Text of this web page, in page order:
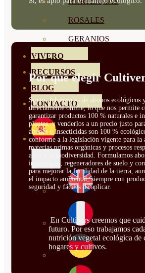
ROSALES
GERANIOS
VIVERO
RECURSOS
BLOG
CONTACTO
Por qué elegir
Somos fabricantes de abonos ecológicos
directamente online, lo que nos permite
garantizar productos 100 % naturales e
plantas, y venderlos a un precio justo
abonos e insecticidas son 100 %
conforme a la legislación vigente para
materias primas orgánicas y procesos
agua y la biodiversidad. Formulamos
insecticidas, regeneradores de suelo y
para mejorar la fertilidad de la tierra,
el impacto ambiental, siempre con
seguridad y fáciles de aplicar.
En Cultivers creemos que
futuro. Por eso trabajamos
nutrición vegetal ecológica de
hogares y cultivos.